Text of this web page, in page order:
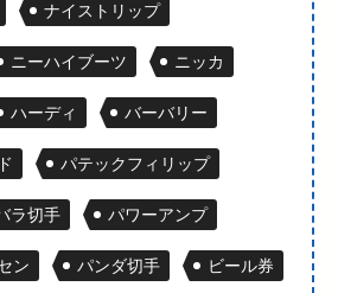
ナイストリップ
ニーハイブーツ ニッカ
ハーディ バーバリー
パテックフィリップ
ラ切手 パワーアンプ
ン パンダ切手 ビール券